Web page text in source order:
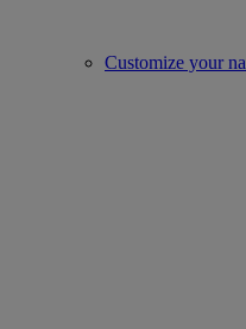
Customize your